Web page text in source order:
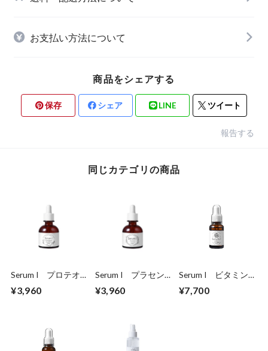
お支払い方法について
商品をシェアする
保存 シェア LINE ツイート
報告する
同じカテゴリの商品
Serum I プロテオ
¥3,960
Serum I プラセン
¥3,960
Serum I ビタミンC
¥7,700